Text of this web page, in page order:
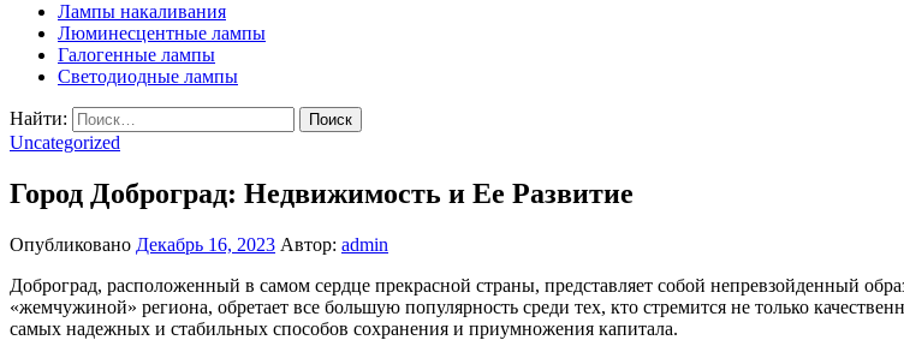
Лампы накаливания
Люминесцентные лампы
Галогенные лампы
Светодиодные лампы
Найти:
Uncategorized
Город Доброград: Недвижимость и Ее Развитие
Опубликовано Декабрь 16, 2023 Автор: admin
Доброград, расположенный в самом сердце прекрасной страны, представляет собой непревзойденный
«жемчужиной» региона, обретает все большую популярность среди тех, кто стремится не только
самых надежных и стабильных способов сохранения и приумножения капитала.